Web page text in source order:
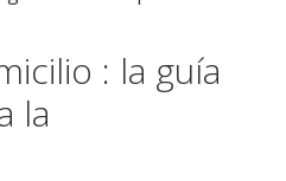
: la guía
la